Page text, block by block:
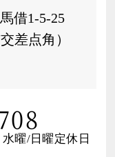
借1-5-25
差点角）
曜/日曜定休日